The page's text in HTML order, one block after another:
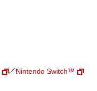
／Nintendo Switch™